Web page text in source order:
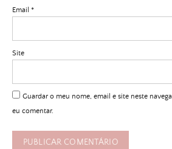
Email *
Site
Guardar o meu nome, email e site neste
eu comentar.